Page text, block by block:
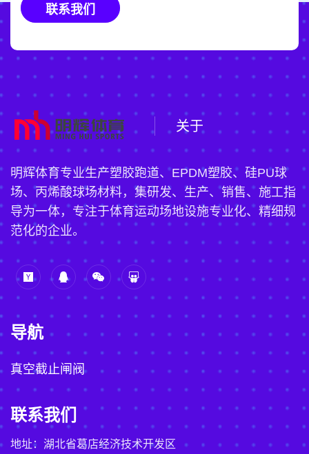
联系我们
关于
明辉体育专业生产塑胶跑道、EPDM塑胶、硅PU球
场、丙烯酸球场材料，集研发、生产、销售、施工指
导为一体，专注于体育运动场地设施专业化、精细规
范化的企业。
导航
真空截止闸阀
联系我们
地址：湖北省葛店经济技术开发区